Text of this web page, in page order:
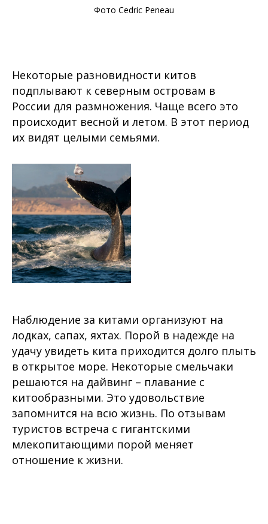
Фото Cedric Peneau
Некоторые разновидности китов
подплывают к северным островам в
России для размножения. Чаще всего это
происходит весной и летом. В этот период
их видят целыми семьями.
Наблюдение за китами организуют на
лодках, сапах, яхтах. Порой в надежде на
удачу увидеть кита приходится долго плыть
в открытое море. Некоторые смельчаки
решаются на дайвинг – плавание с
китообразными. Это удовольствие
запомнится на всю жизнь. По отзывам
туристов встреча с гигантскими
млекопитающими порой меняет
отношение к жизни.